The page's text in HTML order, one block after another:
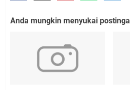
Anda mungkin menyukai